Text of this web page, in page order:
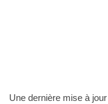
Une dernière mise à